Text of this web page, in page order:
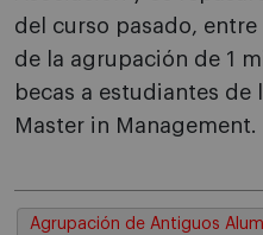
del curso pasado,
de la agrupación de 1
becas a estudiantes de
Master in Management.
Agrupación de Antiguos